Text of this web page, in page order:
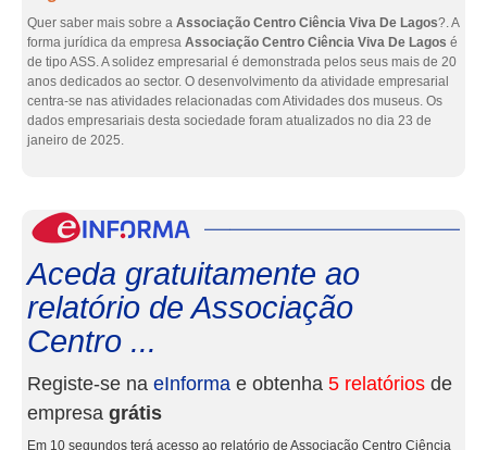
Quer saber mais sobre a Associação Centro Ciência Viva De Lagos?. A
forma jurídica da empresa Associação Centro Ciência Viva De Lagos é
de tipo ASS. A solidez empresarial é demonstrada pelos seus mais de 20
anos dedicados ao sector. O desenvolvimento da atividade empresarial
centra-se nas atividades relacionadas com Atividades dos museus. Os
dados empresariais desta sociedade foram atualizados no dia 23 de
janeiro de 2025.
Aceda gratuitamente ao
relatório de Associação
Centro ...
Registe-se na eInforma e obtenha 5 relatórios de
empresa grátis
Em 10 segundos terá acesso ao relatório de Associação Centro Ciência